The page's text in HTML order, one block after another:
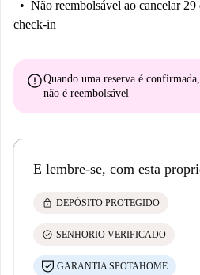
Não reembolsável ao cancelar 29
check-in
errorQuando uma reserva é
não é reembolsável
E lembre-se, com esta
lock DEPÓSITO PROTEGIDO
check_circle SENHORIO VERIFICADO
GARANTIA SPOTAHOME